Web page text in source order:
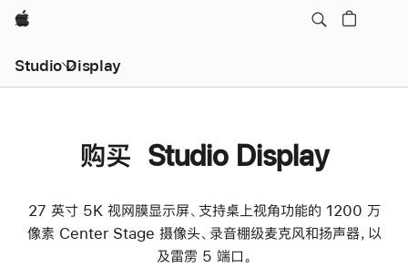
Apple
Studio Display
购买 Studio Display
27 英寸 5K 视网膜显示屏、支持桌上视角功能的 1200 万
像素 Center Stage 摄像头、录音棚级麦克风和扬声器，以
及雷雳 5 端口。